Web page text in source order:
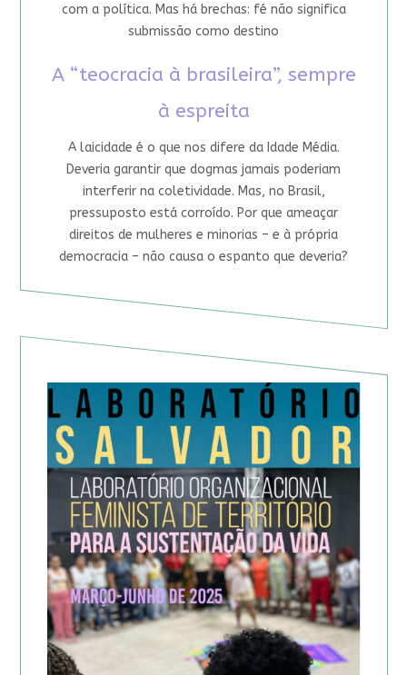
com a política. Mas há brechas: fé não significa
submissão como destino
A “teocracia à brasileira”, sempre
à espreita
A laicidade é o que nos difere da Idade Média.
Deveria garantir que dogmas jamais poderiam
interferir na coletividade. Mas, no Brasil,
pressuposto está corroído. Por que ameaçar
direitos de mulheres e minorias – e à própria
democracia – não causa o espanto que deveria?